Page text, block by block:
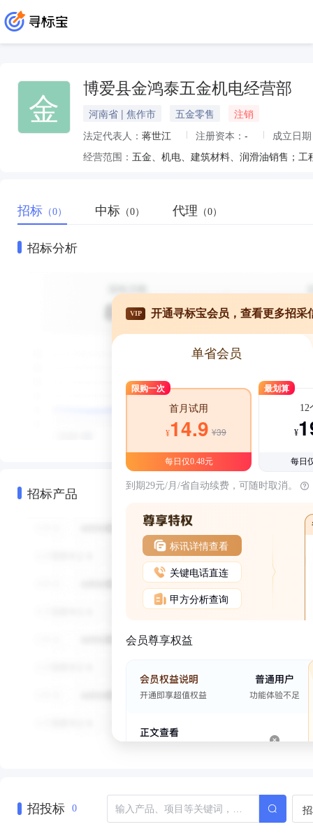
金 博爱县金鸿泰五金机电经营部
河南省 | 焦作市 五金零售
注销
法定代表人： 蒋世江 注册资本： -
成立日
经营范围： 五金、机电、建筑材料、润滑油销售；工
招标 （0） 中标 （0） 代理 （0）
招标分析
招标产品
VIP 开通寻标宝会员，查看更多招采
单省会员
限购一次
首月试用
¥14.9 ¥39
每日仅0.48元
最划算
12
¥
每日
到期29元/月/省自动续费，可随时取消。
标讯详情查看
关键电话直连
甲方分析查询
会员尊享权益
招投标 0